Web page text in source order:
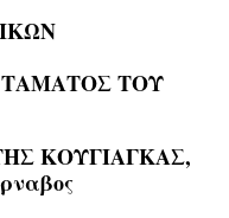
ΤΑΜΑΤΟΣ ΤΟΥ
ΚΟΥΓΙΑΓΚΑΣ,